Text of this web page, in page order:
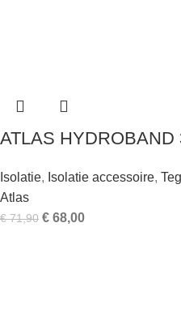
ATLAS HYDROBAND
Isolatie, Isolatie accessoire,
Atlas
€71,90 € 68,00